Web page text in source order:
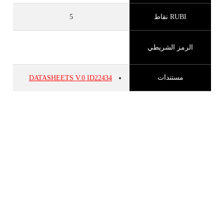
RUBI نقاط 5
الرمز الشريطي
مستندات DATASHEETS V.0 ID22434